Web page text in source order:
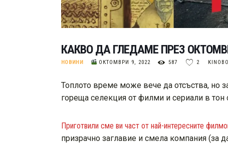
КАКВО ДА ГЛЕДАМЕ ПРЕЗ
НОВИНИ ОКТОМВРИ 9, 2022 587 2
Топлото време може вече да отсъства, но
гореща селекция от филми и сериали в тон
Приготвили сме ви част от най-интересните
призрачно заглавие и смела компания (за